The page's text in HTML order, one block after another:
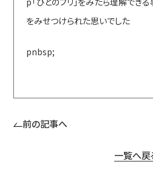
をみせつけられた思いでした
pnbsp;
前の記事へ
一覧へ戻